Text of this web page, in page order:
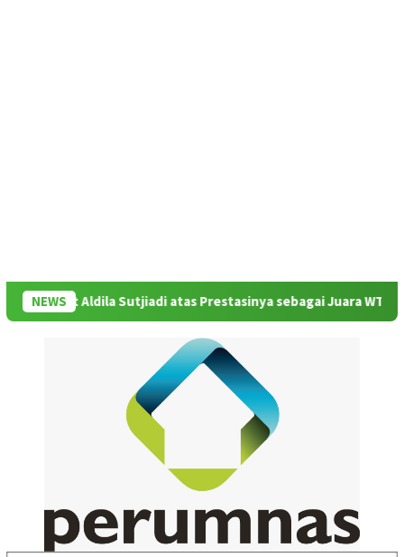
NEWS
Aldila Sutjiadi atas Prestasinya sebagai Juara WTA 500